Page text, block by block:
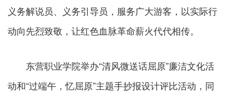
义务解说员、义务引导员，服务广大游客，以实际行
动向先烈致敬，让红色血脉革命薪火代代相传。
东营职业学院举办“清风微送话屈原”廉洁文化活
动和“过端午，忆屈原”主题手抄报设计评比活动，同